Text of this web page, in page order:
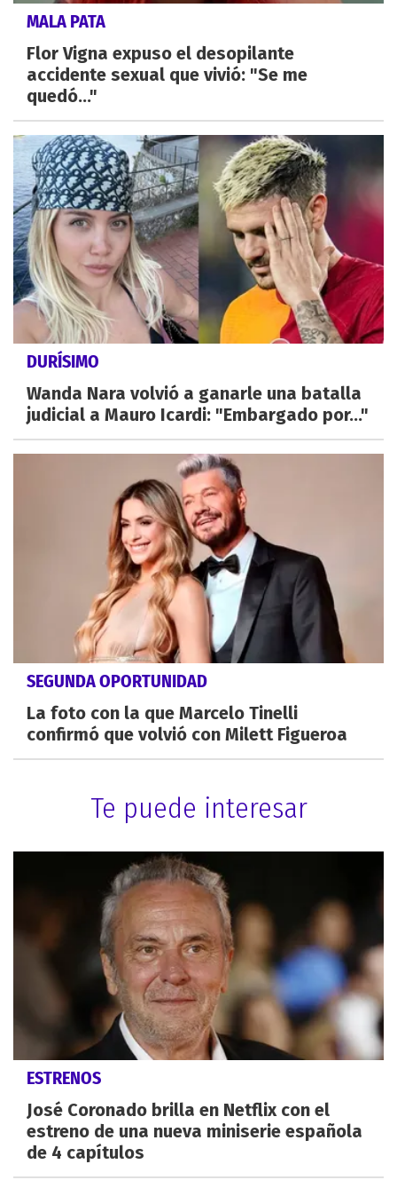
MALA PATA
Flor Vigna expuso el desopilante
accidente sexual que vivió: "Se me
quedó..."
DURÍSIMO
Wanda Nara volvió a ganarle una batalla
judicial a Mauro Icardi: "Embargado por..."
SEGUNDA OPORTUNIDAD
La foto con la que Marcelo Tinelli
confirmó que volvió con Milett Figueroa
Te puede interesar
ESTRENOS
José Coronado brilla en Netflix con el
estreno de una nueva miniserie española
de 4 capítulos